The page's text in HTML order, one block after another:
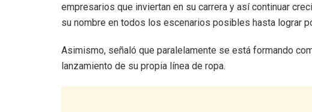
empresarios que inviertan en su carrera y así continuar
su nombre en todos los escenarios posibles hasta lograr
Asimismo, señaló que paralelamente se está formando
lanzamiento de su propia línea de ropa.